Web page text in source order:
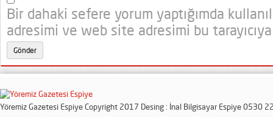
Bir dahaki sefere yorum yaptığımda
adresimi ve web site adresimi bu
Yöremiz Gazetesi Espiye Copyright 2017 Desing : İnal Bilgisayar Espiye 0530